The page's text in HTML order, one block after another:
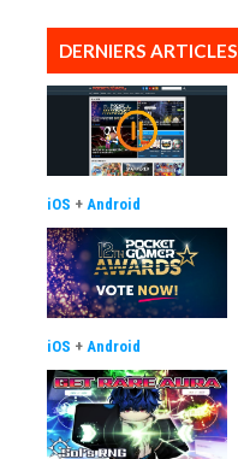
DERNIERS ARTICLES
iOS + Android
iOS + Android